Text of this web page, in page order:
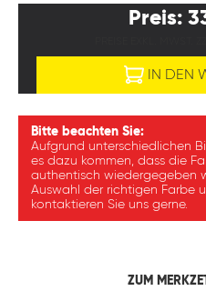
Preis:
IN DEN
Bitte beachten Sie:
Aufgrund unterschiedlichen
es dazu kommen, dass die
authentisch wiedergegeben
Auswahl der richtigen Farbe
kontaktieren Sie uns gerne.
ZUM